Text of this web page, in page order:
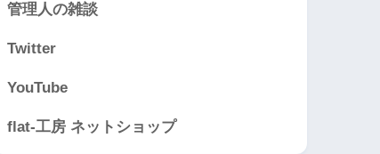
管理人の雑談
Twitter
YouTube
flat-工房 ネットショップ